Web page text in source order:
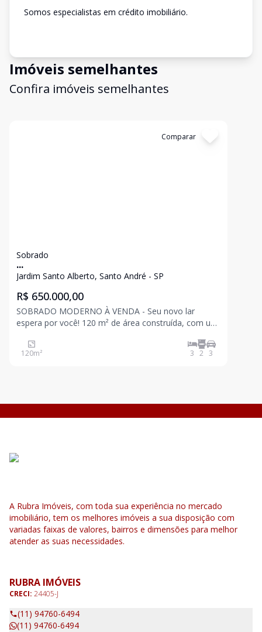
Somos especialistas em crédito imobiliário.
Imóveis semelhantes
Confira imóveis semelhantes
Comparar
Sobrado
...
Jardim Santo Alberto, Santo André - SP
R$ 650.000,00
SOBRADO MODERNO À VENDA - Seu novo lar
espera por você! 120 m² de área construída, com um
acabamento. 3 dormitórios Sacada no dormitório do
casal Sala de jantar integrada Cozinha em conceito
120m² 3 2 3
A Rubra Imóveis, com toda sua experiência no mercado
imobiliário, tem os melhores imóveis a sua disposição com
variadas faixas de valores, bairros e dimensões para melhor
atender as suas necessidades.
RUBRA IMÓVEIS
CRECI: 24405-J
(11) 94760-6494
(11) 94760-6494